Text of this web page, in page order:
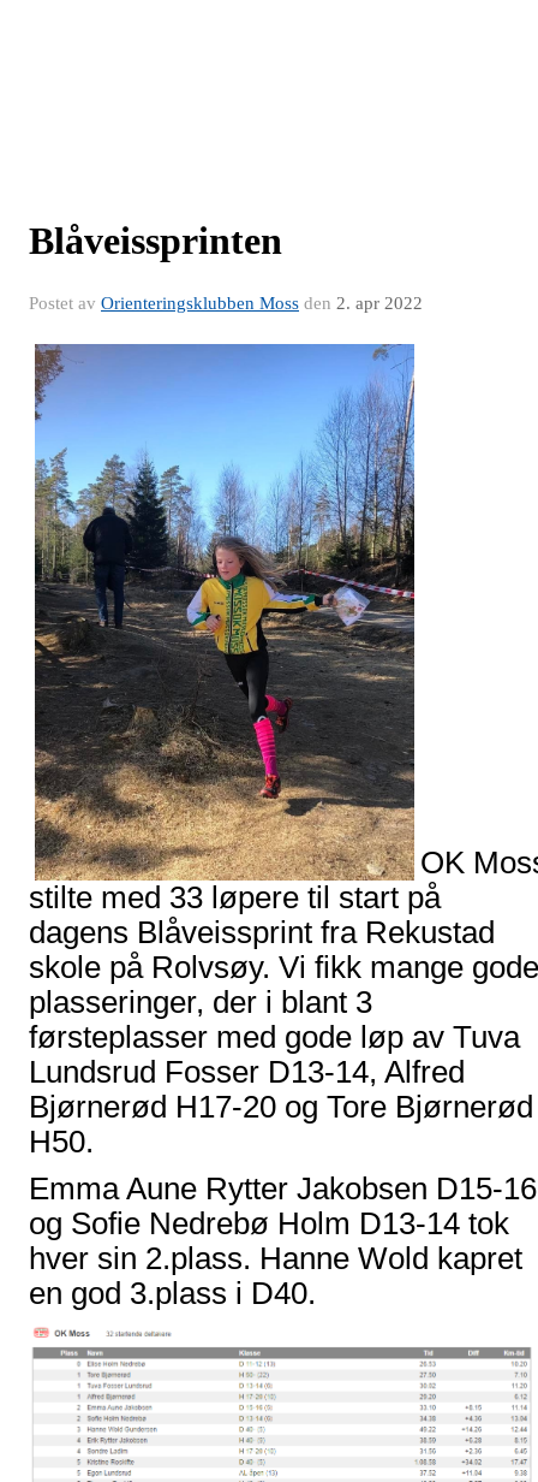
Blåveissprinten
Postet av Orienteringsklubben Moss den 2. apr 2022
OK
stilte med 33 løpere til start på
dagens Blåveissprint fra Rekustad
skole på Rolvsøy. Vi fikk mange gode
plasseringer, der i blant 3
førsteplasser med gode løp av Tuva
Lundsrud Fosser D13-14, Alfred
Bjørnerød H17-20 og Tore Bjørnerød
H50.
Emma Aune Rytter Jakobsen D15-16
og Sofie Nedrebø Holm D13-14 tok
hver sin 2.plass. Hanne Wold kapret
en god 3.plass i D40.